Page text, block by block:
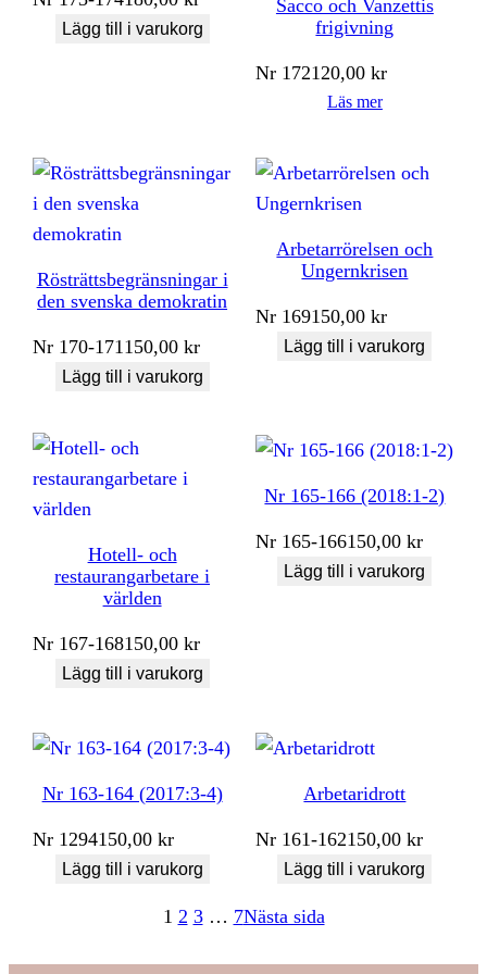
Lägg till i varukorg
Sacco och Vanzettis
frigivning
Nr 172120,00kr
Läs mer
Rösträttsbegränsningar i
den svenska demokratin
Nr 170-171 150,00kr
Lägg till i varukorg
Arbetarrörelsen och
Ungernkrisen
Nr 169150,00kr
Lägg till i varukorg
Hotell- och
restaurangarbetare i
världen
Nr 167-168150,00kr
Lägg till i varukorg
Nr 165-166 (2018:1-2)
Nr 165-166150,00kr
Lägg till i varukorg
Nr 163-164 (2017:3-4)
Nr 1294150,00kr
Lägg till i varukorg
Arbetaridrott
Nr 161-162150,00kr
Lägg till i varukorg
1 2 3 … 7Nästa sida